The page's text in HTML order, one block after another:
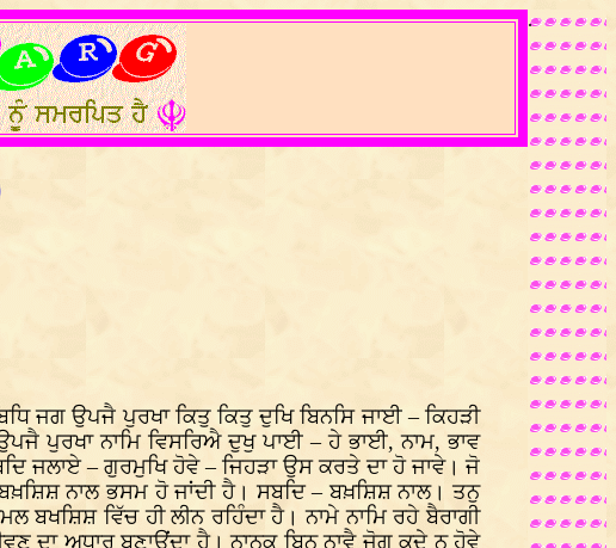
ਜਗ ਉਪਜੈ ਪੁਰਖਾ ਕਿਤੁ ਕਿਤੁ ਦੁਖਿ ਬਿਨਸਿ ਜਾਈ – ਕਿਹੜੀ
ਪੁਰਖਾ ਨਾਮਿ ਵਿਸਰਿਐ ਦੁਖੁ ਪਾਈ – ਹੇ ਭਾਈ, ਨਾਮ, ਭਾਵ
ਜਲਾਏ – ਗੁਰਮੁਖਿ ਹੋਵੇ – ਜਿਹੜਾ ਉਸ ਕਰਤੇ ਦਾ ਹੋ ਜਾਵੇ। ਜੋ
ਨਾਲ ਭਸਮ ਹੋ ਜਾਂਦੀ ਹੈ। ਸਬਦਿ – ਬਖ਼ਸ਼ਿਸ਼ ਨਾਲ। ਤਨੁ
ਬਖਸ਼ਿਸ਼ ਵਿੱਚ ਹੀ ਲੀਨ ਰਹਿੰਦਾ ਹੈ। ਨਾਮੇ ਨਾਮਿ ਰਹੇ ਬੈਰਾਗੀ
ਦਾ ਅਧਾਰ ਬਣਾਉਂਦਾ ਹੈ। ਨਾਨਕ ਬਿਨੁ ਨਾਵੈ ਜੋਗੁ ਕਦੇ ਨ ਹੋਵੇ
.